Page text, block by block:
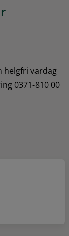
helgfri vardag
0371-810 00